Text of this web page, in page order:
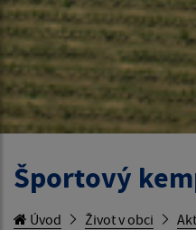
Športový
Úvod Život v obci